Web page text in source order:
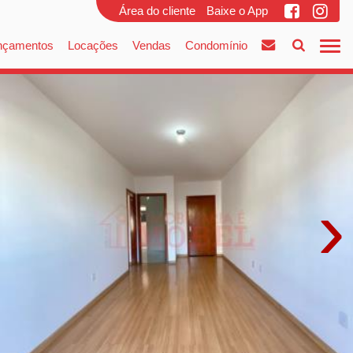
Área do cliente Baixe o App
Locações Vendas Condomínio
›